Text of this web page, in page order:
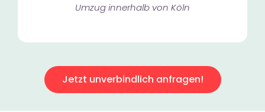
Umzug innerhalb von Köln​
Jetzt unverbindlich anfragen!